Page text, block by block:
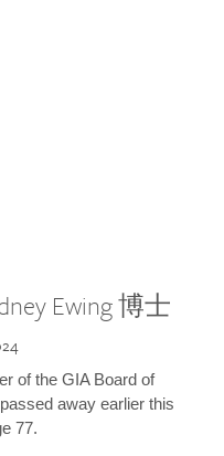
Ewing 博士
of the GIA Board of
away earlier this
77.